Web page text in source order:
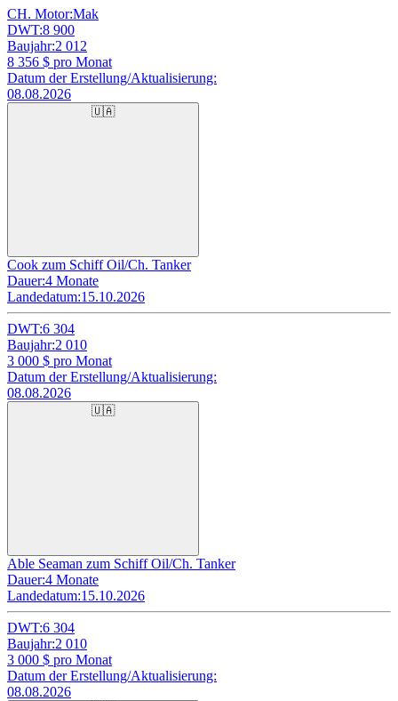
CH. Motor:Mak
DWT:8 900
Baujahr:2 012
8 356 $ pro Monat
Datum der Erstellung/Aktualisierung:
08.08.2026
🇺🇦
Cook zum Schiff Oil/Ch. Tanker
Dauer:4 Monate
Landedatum:15.10.2026
DWT:6 304
Baujahr:2 010
3 000 $ pro Monat
Datum der Erstellung/Aktualisierung:
08.08.2026
🇺🇦
Able Seaman zum Schiff Oil/Ch. Tanker
Dauer:4 Monate
Landedatum:15.10.2026
DWT:6 304
Baujahr:2 010
3 000 $ pro Monat
Datum der Erstellung/Aktualisierung:
08.08.2026